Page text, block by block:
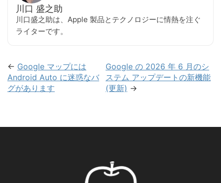
川口 盛之助
川口盛之助は、Apple 製品とテクノロジーに情熱を注ぐ
ライターです。
← Google マップには
Android Auto に迷惑なバ
グがあります
Google の 2026 年 6 月のシ
ステム アップデートの新機能
(更新) →